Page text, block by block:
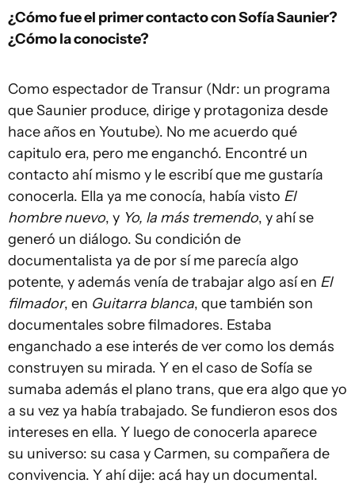
¿Cómo fue el primer contacto con Sofía Saunier?
¿Cómo la conociste?
Como espectador de Transur (Ndr: un programa
que Saunier produce, dirige y protagoniza desde
hace años en Youtube). No me acuerdo qué
capitulo era, pero me enganchó. Encontré un
contacto ahí mismo y le escribí que me gustaría
conocerla. Ella ya me conocía, había visto El
hombre nuevo, y Yo, la más tremendo, y ahí se
generó un diálogo. Su condición de
documentalista ya de por sí me parecía algo
potente, y además venía de trabajar algo así en El
filmador, en Guitarra blanca, que también son
documentales sobre filmadores. Estaba
enganchado a ese interés de ver como los demás
construyen su mirada. Y en el caso de Sofía se
sumaba además el plano trans, que era algo que yo
a su vez ya había trabajado. Se fundieron esos dos
intereses en ella. Y luego de conocerla aparece
su universo: su casa y Carmen, su compañera de
convivencia. Y ahí dije: acá hay un documental.